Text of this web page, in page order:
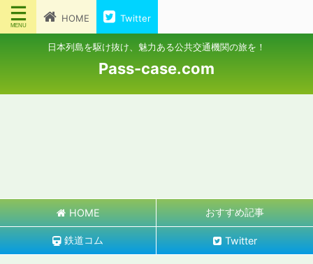
HOME Twitter
日本列島を駆け抜け、魅力ある公共交通機関の旅を！
Pass-case.com
HOME おすすめ記事
鉄道コム Twitter